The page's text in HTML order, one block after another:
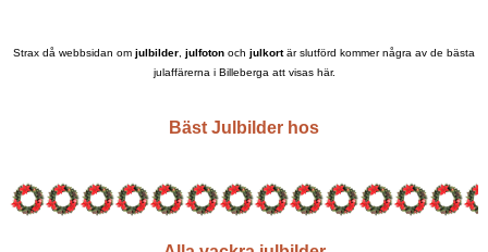
Strax då webbsidan om julbilder julfoton och julkortär slutförd kommer några av de bästa
julaffärerna i Billeberga att visas här.
Bäst Julbilder hos